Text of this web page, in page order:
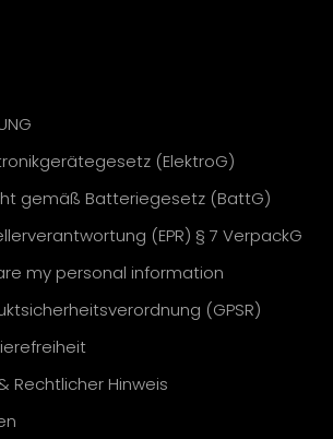
(ElektroG)
gemäß Batteriegesetz (BattG)
(EPR) § 7 VerpackG
my personal information
(GPSR)
Rechtlicher Hinweis